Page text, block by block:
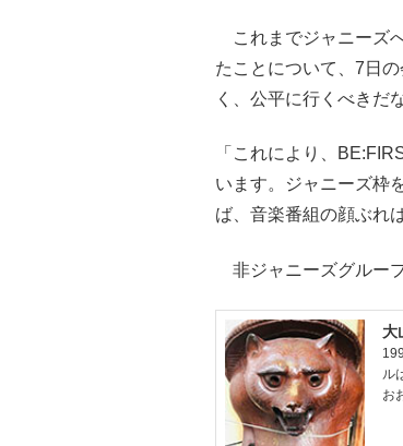
これまでジャニーズ
たことについて、7日
く、公平に行くべきだ
「これにより、
います。ジャニーズ枠
ば、音楽番組の顔ぶれ
非ジャニーズグルー
大
ル
お